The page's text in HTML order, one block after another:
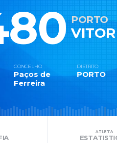
PORTO
CONCELHO
Paços de
Ferreira
DISTRITO
PORTO
ATLETA